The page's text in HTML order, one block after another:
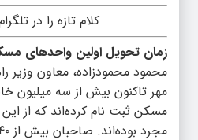
کلام تازه را در
زمان تحویل اولین واحدهای
مهر تاکنون بیش از سه میلیون